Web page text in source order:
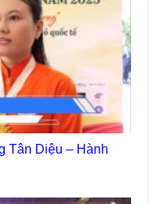
Tân Diệu – Hành